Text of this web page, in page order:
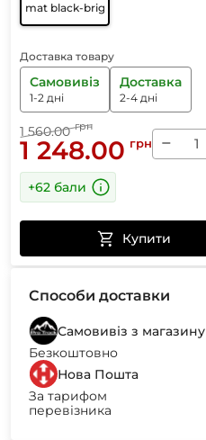
mat black-bright red
Доставка товару
Самовивіз
1-2 дні
Доставка
2-4 дні
1 560.00 грн
1 248.00 грн −
+62 бали
Купити
Способи доставки
Самовивіз з магазину
Безкоштовно
Нова Пошта
За тарифом
перевізника